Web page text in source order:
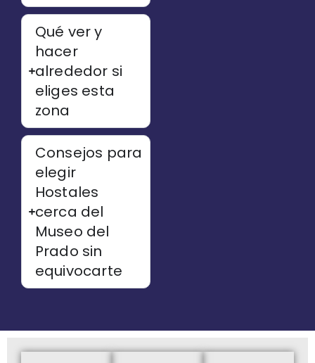
Qué ver y
hacer
alrededor si
eliges esta
zona
Consejos para
elegir
Hostales
cerca del
Museo del
Prado sin
equivocarte